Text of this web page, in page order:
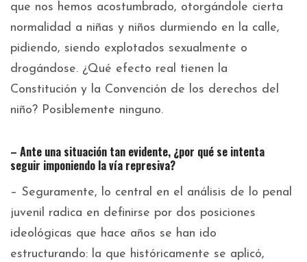
que nos hemos acostumbrado, otorgándole cierta
normalidad a niñas y niños durmiendo en la calle,
pidiendo, siendo explotados sexualmente o
drogándose. ¿Qué efecto real tienen la
Constitución y la Convención de los derechos del
niño? Posiblemente ninguno.
– Ante una situación tan evidente, ¿por qué se intenta
seguir imponiendo la vía represiva?
– Seguramente, lo central en el análisis de lo penal
juvenil radica en definirse por dos posiciones
ideológicas que hace años se han ido
estructurando: la que históricamente se aplicó,